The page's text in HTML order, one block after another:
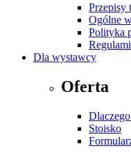
Przepisy
Ogólne
Polityka
Dla wystawcy
Oferta
Stoisko